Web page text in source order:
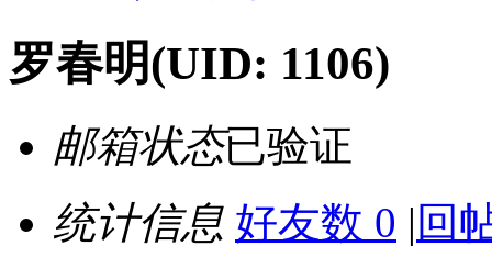
罗春明(UID: 1106)
邮箱状态已验证
统计信息 好友数 0 | 回